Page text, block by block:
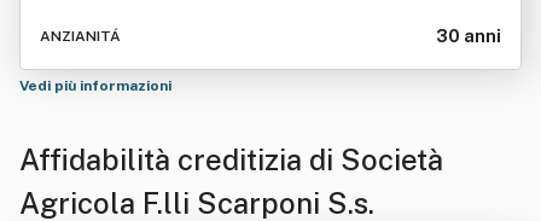
ANZIANITÁ 30 anni
Vedi più informazioni
Affidabilità creditizia di Società
Agricola F.lli Scarponi S.s.